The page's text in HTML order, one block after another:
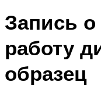
Запись
работу
образец